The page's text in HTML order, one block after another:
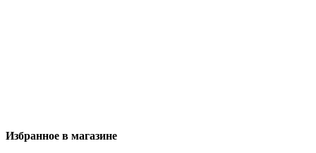
Избранное в магазине